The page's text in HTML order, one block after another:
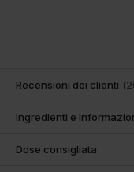
Recensioni dei clienti (
Ingredienti e
Dose consigliata